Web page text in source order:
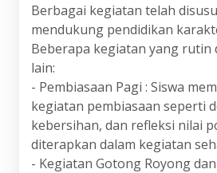
Berbagai kegiatan telah
mendukung pendidikan
Beberapa kegiatan yang rutin
lain:
- Pembiasaan Pagi : Siswa
kegiatan pembiasaan seperti
kebersihan, dan refleksi nilai
diterapkan dalam kegiatan
- Kegiatan Gotong Royong